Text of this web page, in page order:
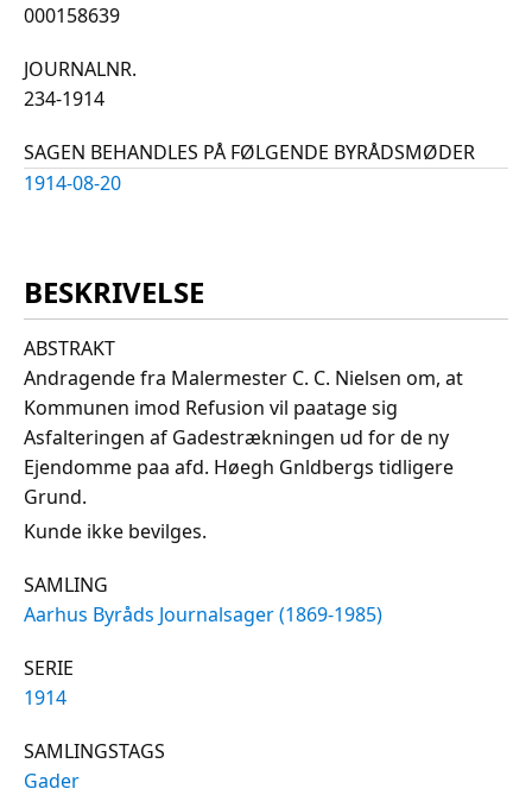
000158639
JOURNALNR.
234-1914
SAGEN BEHANDLES PÅ FØLGENDE BYRÅDSMØDER
1914-08-20
BESKRIVELSE
ABSTRAKT
Andragende fra Malermester C. C. Nielsen om, at
Kommunen imod Refusion vil paatage sig
Asfalteringen af Gadestrækningen ud for de ny
Ejendomme paa afd. Høegh Gnldbergs tidligere
Grund.
Kunde ikke bevilges.
SAMLING
Aarhus Byråds Journalsager (1869-1985)
SERIE
1914
SAMLINGSTAGS
Gader